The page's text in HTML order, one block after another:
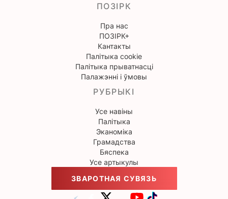
ПОЗІРК
Пра нас
ПОЗІРК+
Кантакты
Палітыка cookie
Палітыка прыватнасці
Палажэнні і ўмовы
РУБРЫКІ
Усе навіны
Палітыка
Эканоміка
Грамадства
Бяспека
Усе артыкулы
ЗВАРОТНАЯ СУВЯЗЬ